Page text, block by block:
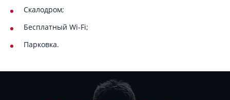
Скалодром;
Бесплатный Wi-Fi;
Парковка.